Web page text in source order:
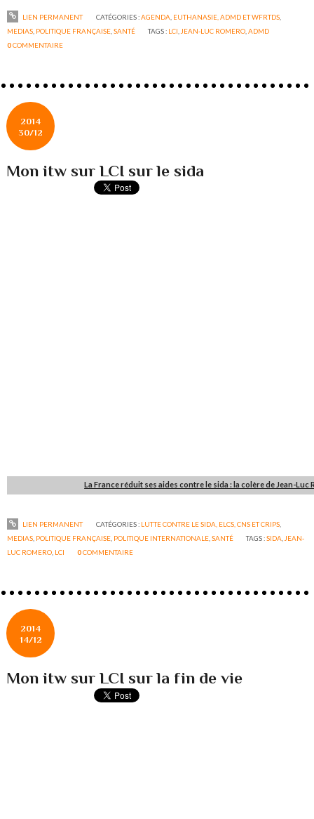
LIEN PERMANENT CATÉGORIES :AGENDA EUTHANASIE, ADMD ET WFRTDS,
MEDIAS POLITIQUE FRANÇAISE ,SANTÉ TAGS : LCI JEAN-LUC ROMERO ,ADMD
0COMMENTAIRE
2014
30/12
Mon itw sur LCI sur le sida
La France réduit ses aides contre le sida : la colère de Jean-Luc
LIEN PERMANENT CATÉGORIES : LUTTE CONTRE LE SIDA, ELCS, CNS ET CRIPS,
MEDIAS POLITIQUE FRANÇAISE POLITIQUE INTERNATIONALE ,SANTÉ TAGS :SIDA JEAN-
LUC ROMERO LCI 0COMMENTAIRE
2014
14/12
Mon itw sur LCI sur la fin de vie